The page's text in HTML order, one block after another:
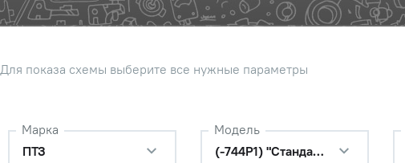
Для показа схемы выберите все нужные параметры
Марка
ПТЗ
Модель
(-744Р1) "Стандарт"